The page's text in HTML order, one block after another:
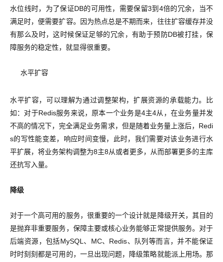
水位线时，为了保证DB的可用性，需要保留3到4倍的冗余，当不
满足时，便需要扩容。因为热点总是不期而来，往往扩容缓存并没
有那么及时，这时候保证足够的冗余，有助于预防DB被打挂，保
障服务的稳定性，就显得很重要。
水平扩容
水平扩容，可以理解为通过调整架构，扩展资源的承载能力。比
如：对于Redis服务来说，原本一个业务是4主4从，在业务量并发
不高的情况下，完全满足业务需求，但是随着业务量上涨后，Redi
s的写性能变差，响应时间变慢，此时，我们需要对该业务进行水
平扩展，将业务架构调整为8主8从或者更多，从而部署更多的主库
还抗写入量。
降级
对于一个高可用的服务，很重要的一个设计就是降级开关，其目的
是抛弃非重要服务，保障主要或核心业务能够正常提供服务。对于
后端资源，包括MySQL、MC、Redis、队列等而言，并不能保证
时时刻刻都是可用的，一旦出现问题，降级策略就能派上用场。那